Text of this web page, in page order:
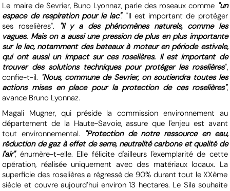
Le maire de Sevrier, Buno Lyonnaz, parle des roseaux comme "un
espace de respiration pour le lac". "Il est important de protéger
ses roselières".
"Il y a des phénomènes naturels, comme les
vagues. Mais on a aussi une pression de plus en plus importante
sur le lac, notamment des bateaux à moteur en période estivale,
qui ont aussi un impact sur ces roselières. Il est important de
trouver des solutions techniques pour protéger les roselières",
confie-t-il. "Nous, commune de Sevrier, on soutiendra toutes les
actions mises en place pour la protection de ces roselières",
avance Bruno Lyonnaz.
Magali Mugner, qui préside la commission environnement au
département de la Haute-Savoie, assure que l'enjeu est avant
tout environnemental. "Protection de notre ressource en eau,
réduction de gaz à effet de serre, neutralité carbone et qualité de
l'air", énumère-t-elle. Elle félicite d'ailleurs l'exemplarité de cette
opération, réalisée uniquement avec des matériaux locaux. La
superficie des roselières a régressé de 90% durant tout le XXème
siècle et couvre aujourd’hui environ 13 hectares. Le Sila souhaite